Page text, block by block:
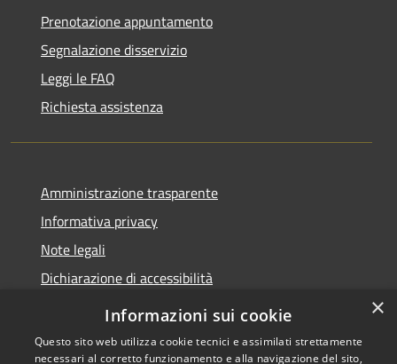
Prenotazione appuntamento
Segnalazione disservizio
Leggi le FAQ
Richiesta assistenza
Amministrazione trasparente
Informativa privacy
Note legali
Dichiarazione di accessibilità
×
Informazioni sui cookie
Questo sito web utilizza cookie tecnici e assimilati strettamente
necessari al corretto funzionamento e alla navigazione del sito,